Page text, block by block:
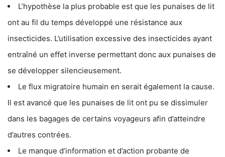
L’hypothèse la plus probable est que les punaises de lit
ont au fil du temps développé une résistance aux
insecticides. L’utilisation excessive des insecticides ayant
entraîné un effet inverse permettant donc aux punaises de
se développer silencieusement.
Le flux migratoire humain en serait également la cause.
Il est avancé que les punaises de lit ont pu se dissimuler
dans les bagages de certains voyageurs afin d’atteindre
d’autres contrées.
Le manque d’information et d’action probante de